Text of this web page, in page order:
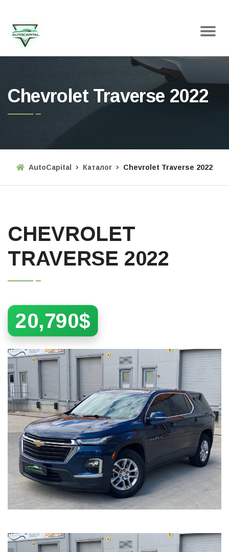
Chevrolet Traverse 2022
AutoCapital Каталог Chevrolet Traverse 2022
CHEVROLET
TRAVERSE 2022
20,790$